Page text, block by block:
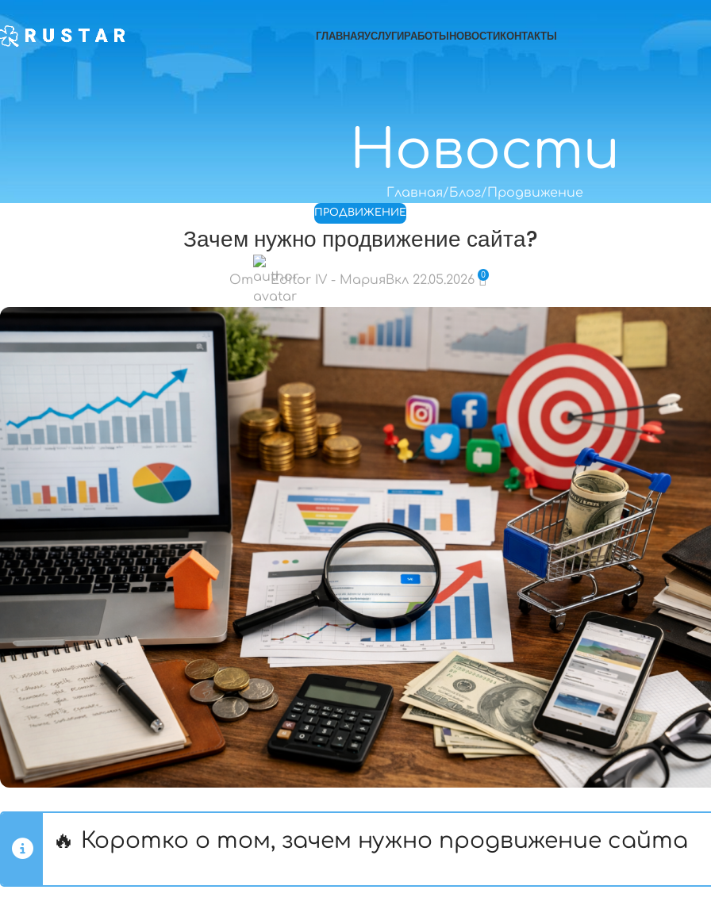
ГЛАВНАЯУСЛУГИРАБОТЫНОВОСТИКОНТАКТЫ
Новости
Главная Блог Продвижение
ПРОДВИЖЕНИЕ
Зачем нужно продвижение сайта?
От Editor IV - Мария Вкл 22.05.2026 0
🔥 Коротко о том, зачем нужно продвижение сайта